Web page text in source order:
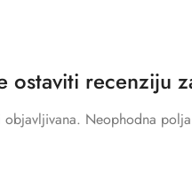
ostaviti recenziju
objavljivana. Neophodna